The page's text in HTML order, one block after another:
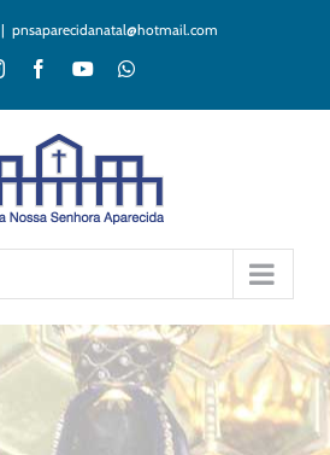
| pnsaparecidanatal@hotmail.com
InstagramFacebookYouTubeWhatsApp